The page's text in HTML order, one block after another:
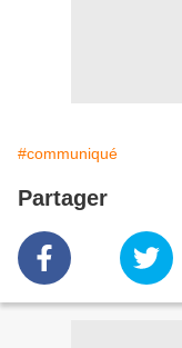
#communiqué
Partager